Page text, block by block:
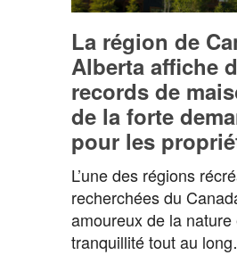
La région de
Alberta affiche
records de
de la forte
pour les
L’une des régions
recherchées du
amoureux de la
tranquillité tout au